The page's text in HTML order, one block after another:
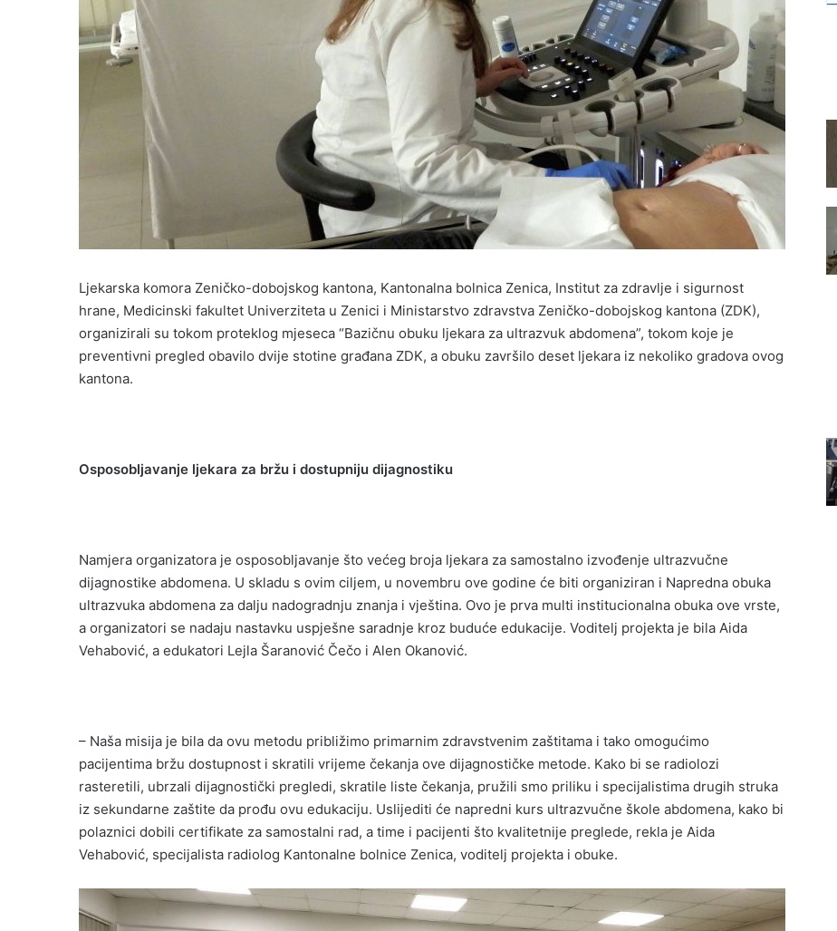
Ljekarska komora Zeničko-dobojskog kantona, Kantonalna bolnica Zenica, Institut za zdravlje i sigurnost
hrane, Medicinski fakultet Univerziteta u Zenici i Ministarstvo zdravstva Zeničko-dobojskog kantona (ZDK),
organizirali su tokom proteklog mjeseca “Bazičnu obuku ljekara za ultrazvuk abdomena”, tokom koje je
preventivni pregled obavilo dvije stotine građana ZDK, a obuku završilo deset ljekara iz nekoliko gradova ovog
kantona.
Osposobljavanje ljekara za bržu i dostupniju dijagnostiku
Namjera organizatora je osposobljavanje što većeg broja ljekara za samostalno izvođenje ultrazvučne
dijagnostike abdomena. U skladu s ovim ciljem, u novembru ove godine će biti organiziran i Napredna obuka
ultrazvuka abdomena za dalju nadogradnju znanja i vještina. Ovo je prva multi institucionalna obuka ove vrste,
a organizatori se nadaju nastavku uspješne saradnje kroz buduće edukacije. Voditelj projekta je bila Aida
Vehabović, a edukatori Lejla Šaranović Čečo i Alen Okanović.
– Naša misija je bila da ovu metodu približimo primarnim zdravstvenim zaštitama i tako omogućimo
pacijentima bržu dostupnost i skratili vrijeme čekanja ove dijagnostičke metode. Kako bi se radiolozi
rasteretili, ubrzali dijagnostički pregledi, skratile liste čekanja, pružili smo priliku i specijalistima drugih struka
iz sekundarne zaštite da prođu ovu edukaciju. Uslijediti će napredni kurs ultrazvučne škole abdomena, kako bi
polaznici dobili certifikate za samostalni rad, a time i pacijenti što kvalitetnije preglede, rekla je Aida
Vehabović, specijalista radiolog Kantonalne bolnice Zenica, voditelj projekta i obuke.